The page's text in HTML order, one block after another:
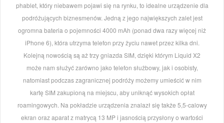
phablet, który niebawem pojawi się na rynku, to idealne urządzenie dla
podróżujących biznesmenów. Jedną z jego największych zalet jest
ogromna bateria o pojemności 4000 mAh (ponad dwa razy więcej niż
iPhone 6), która utrzyma telefon przy życiu nawet przez kilka dni.
Kolejną nowością są aż trzy gniazda SIM, dzięki którym Liquid X2
może nam służyć zarówno jako telefon służbowy, jak i osobisty,
natomiast podczas zagranicznej podróży możemy umieścić w nim
kartę SIM zakupioną na miejscu, aby uniknąć wysokich opłat
roamingowych. Na pokładzie urządzenia znalazł się także 5,5-calowy
ekran oraz aparat z matrycą 13 MP i jasnością przysłony o wartości